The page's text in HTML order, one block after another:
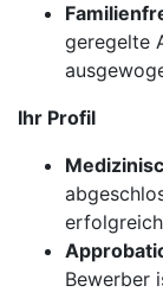
geregelte
Ihr Profil
Bewerber